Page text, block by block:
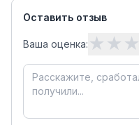
Оставить отзыв
Ваша оценка: ★ ★ ★